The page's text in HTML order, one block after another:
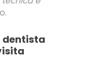
dentista